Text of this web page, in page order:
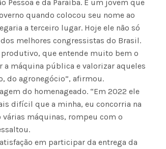
Pessoa e da Paraíba. É um jovem que
quando colocou seu nome ao
a terceiro lugar. Hoje ele não só
melhores congressistas do Brasil.
que entende muito bem o
a máquina pública e valorizar aqueles
do agronegócio”, afirmou.
do homenageado. “Em 2022 ele
difícil que a minha, eu concorria na
máquinas, rompeu com o
em participar da entrega da